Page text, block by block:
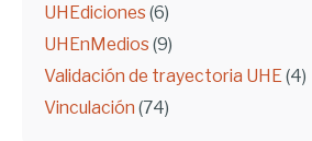
UHEdiciones (6)
UHEnMedios (9)
Validación de trayectoria UHE (4)
Vinculación (74)